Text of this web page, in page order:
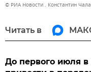
© РИА Новости . Константин
Читать в
До первого июля